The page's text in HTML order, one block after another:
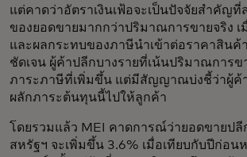
แต่คาดว่าอัตราเงินเฟ้อจะเป็นปัจจัยสำคัญที่
ของยอดขายมากกว่าปริมาณการขายจริง เ
และผลกระทบของภาษีนำเข้าต่อราคาสินค้
ชัดเจน ผู้ค้าปลีกบางรายที่เน้นปริมาณการข
ภาระภาษีที่เพิ่มขึ้น แต่มีสัญญาณบ่งชี้ว่าผู้ค้
ผลักภาระต้นทุนนี้ไปให้ลูกค้า
โดยรวมแล้ว MEI คาดการณ์ว่ายอดขายปลี
สหรัฐฯ จะเพิ่มขึ้น 3.6% เมื่อเทียบกับปีก่อน